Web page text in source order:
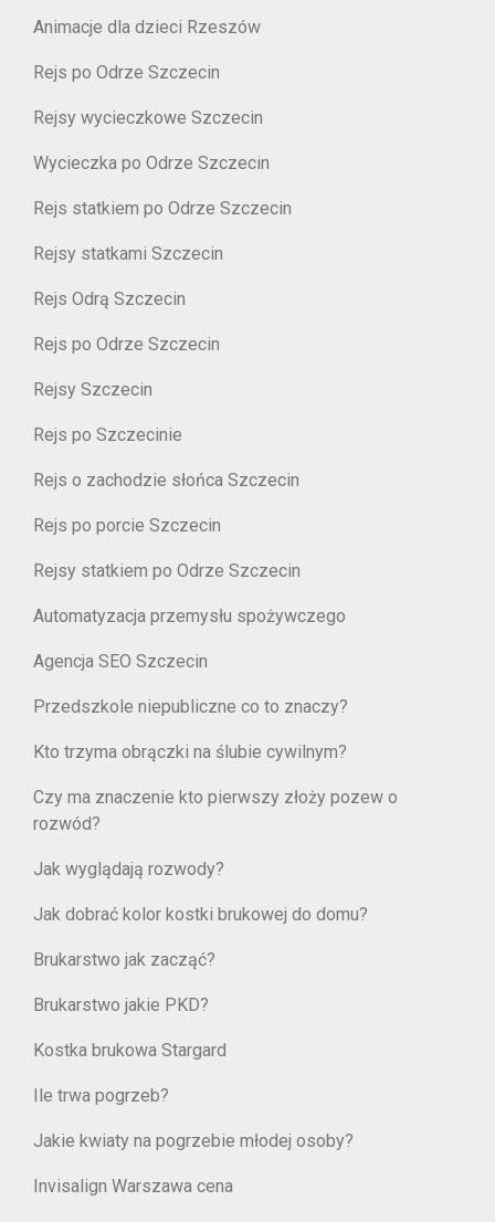
Animacje dla dzieci Rzeszów
Rejs po Odrze Szczecin
Rejsy wycieczkowe Szczecin
Wycieczka po Odrze Szczecin
Rejs statkiem po Odrze Szczecin
Rejsy statkami Szczecin
Rejs Odrą Szczecin
Rejs po Odrze Szczecin
Rejsy Szczecin
Rejs po Szczecinie
Rejs o zachodzie słońca Szczecin
Rejs po porcie Szczecin
Rejsy statkiem po Odrze Szczecin
Automatyzacja przemysłu spożywczego
Agencja SEO Szczecin
Przedszkole niepubliczne co to znaczy?
Kto trzyma obrączki na ślubie cywilnym?
Czy ma znaczenie kto pierwszy złoży pozew o
rozwód?
Jak wyglądają rozwody?
Jak dobrać kolor kostki brukowej do domu?
Brukarstwo jak zacząć?
Brukarstwo jakie PKD?
Kostka brukowa Stargard
Ile trwa pogrzeb?
Jakie kwiaty na pogrzebie młodej osoby?
Invisalign Warszawa cena